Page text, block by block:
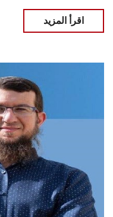
اقرأ المزيد